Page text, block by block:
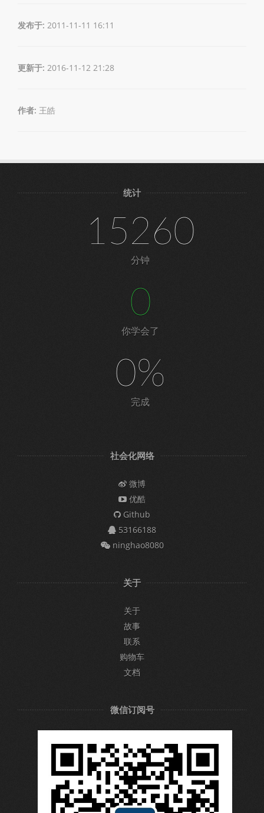
发布于: 2011-11-11 16:11
更新于: 2016-11-12 21:28
作者: 王皓
统计
15260
分钟
0
你学会了
0%
完成
社会化网络
微博
优酷
Github
53166188
ninghao8080
关于
关于
故事
联系
购物车
文档
微信订阅号